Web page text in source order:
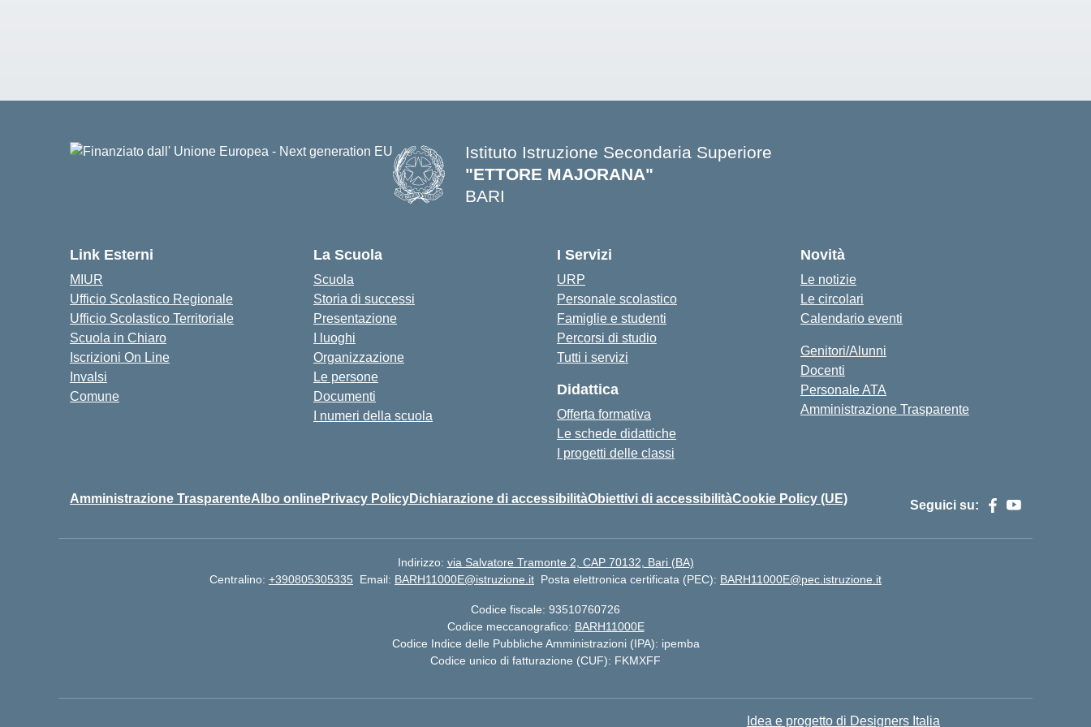
Istituto Istruzione Secondaria Superiore
"ETTORE MAJORANA"
BARI
Link Esterni
MIUR
Ufficio Scolastico Regionale
Ufficio Scolastico Territoriale
Scuola in Chiaro
Iscrizioni On Line
Invalsi
Comune
La Scuola
Scuola
Storia di successi
Presentazione
I luoghi
Organizzazione
Le persone
Documenti
I numeri della scuola
I Servizi
URP
Personale scolastico
Famiglie e studenti
Percorsi di studio
Tutti i servizi
Didattica
Offerta formativa
Le schede didattiche
I progetti delle classi
Novità
Le notizie
Le circolari
Calendario eventi
Genitori/Alunni
Docenti
Personale ATA
Amministrazione Trasparente
Amministrazione TrasparenteAlbo onlinePrivacy PolicyDichiarazione di accessibilitàObiettivi di accessibilitàCookie Policy (UE) Seguici su:
Indirizzo: via Salvatore Tramonte 2, CAP 70132, Bari (BA)
Centralino: +390805305335 Email: BARH11000E@istruzione.it Posta elettronica certificata (PEC): BARH11000E@pec.istruzione.it
Codice fiscale: 93510760726
Codice meccanografico: BARH11000E
Codice Indice delle Pubbliche Amministrazioni (IPA): ipemba
Codice unico di fatturazione (CUF): FKMXFF
Idea e progetto di Designers Italia